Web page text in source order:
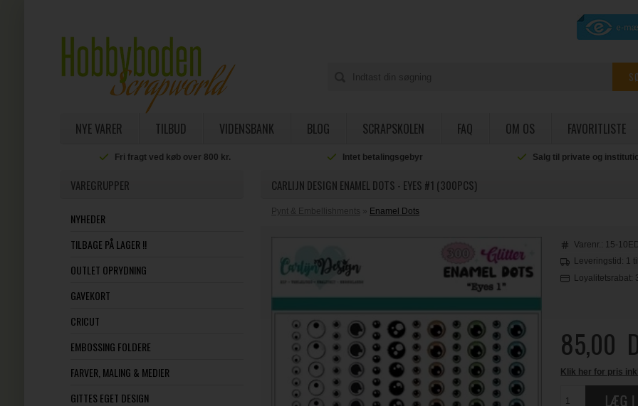
NYE VARER TILBUD VIDENSBANK BLOG SCRAPSKOLEN FAQ OM OS FAVORITLISTE
Fri fragt ved køb over 800 kr. Intet betalingsgebyr Salg til private og
VAREGRUPPER
NYHEDER
TILBAGE PÅ LAGER !!
OUTLET OPRYDNING
GAVEKORT
CRICUT
EMBOSSING FOLDERE
FARVER, MALING & MEDIER
GITTES EGET DESIGN
CARLIJN DESIGN ENAMEL DOTS - EYES #1 (300PCS)
Pynt & Embellishments » Enamel Dots
Varenr.: 15-
Leveringstid: 1
Loyalitetsrabat:
85,00
Klik her for pris